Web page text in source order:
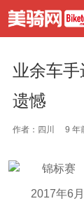
业余车
遗憾
作者：四川 9 年
2017年6